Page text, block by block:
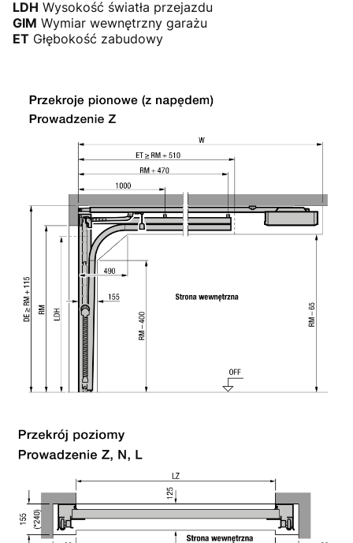
LDH Wysokość światła przejazdu
GIM Wymiar wewnętrzny garażu
ET Głębokość zabudowy